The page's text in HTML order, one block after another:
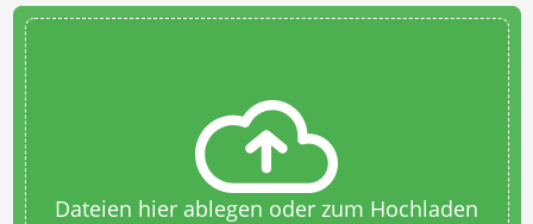
Dateien hier ablegen oder zum Hochladen